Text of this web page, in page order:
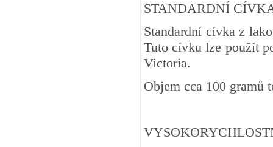
STANDARDNÍ
Standardní cívka z
Tuto cívku lze použít
Victoria.
Objem cca 100 gramů